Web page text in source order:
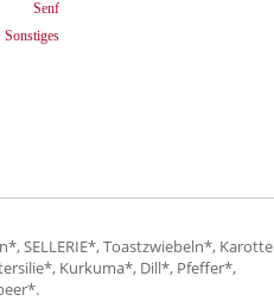
Senf
Sonstiges
SELLERIE*, Toastzwiebeln*,
Kurkuma*, Dill*, Pfeffer*,